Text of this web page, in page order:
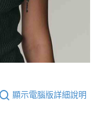
顯示電腦版詳細說明